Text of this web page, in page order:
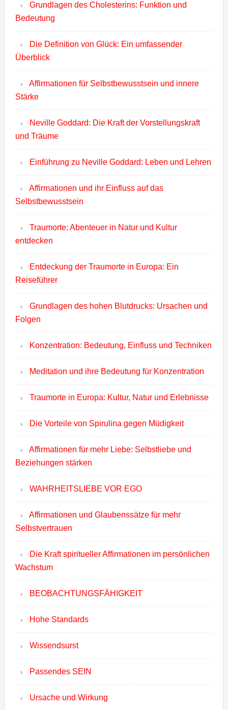
Grundlagen des Cholesterins: Funktion und
Bedeutung
Die Definition von Glück: Ein umfassender
Überblick
Affirmationen für Selbstbewusstsein und innere
Stärke
Neville Goddard: Die Kraft der Vorstellungskraft
und Träume
Einführung zu Neville Goddard: Leben und Lehren
Affirmationen und ihr Einfluss auf das
Selbstbewusstsein
Traumorte: Abenteuer in Natur und Kultur
entdecken
Entdeckung der Traumorte in Europa: Ein
Reiseführer
Grundlagen des hohen Blutdrucks: Ursachen und
Folgen
Konzentration: Bedeutung, Einfluss und Techniken
Meditation und ihre Bedeutung für Konzentration
Traumorte in Europa: Kultur, Natur und Erlebnisse
Die Vorteile von Spirulina gegen Müdigkeit
Affirmationen für mehr Liebe: Selbstliebe und
Beziehungen stärken
WAHRHEITSLIEBE VOR EGO
Affirmationen und Glaubenssätze für mehr
Selbstvertrauen
Die Kraft spiritueller Affirmationen im persönlichen
Wachstum
BEOBACHTUNGSFÄHIGKEIT
Hohe Standards
Wissendsurst
Passendes SEIN
Ursache und Wirkung